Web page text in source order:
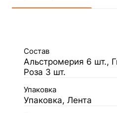
Состав
Альстромерия 6 шт.,
Роза 3 шт.
Упаковка
Упаковка, Лента